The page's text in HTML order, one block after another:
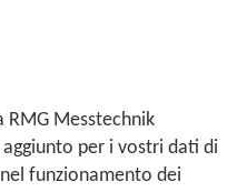
RMG Messtechnik
per i vostri dati di
funzionamento dei